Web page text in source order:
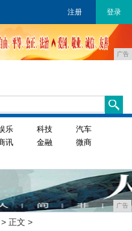
注册 登录
广告
乐 科技
汽车
讯 金融
微商
广告
> 正文 >